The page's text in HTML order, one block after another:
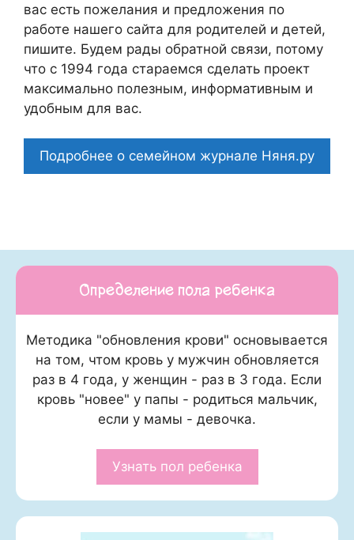
вас есть пожелания и предложения по
работе нашего сайта для родителей и детей,
пишите. Будем рады обратной связи, потому
что c 1994 года стараемся сделать проект
максимально полезным, информативным и
удобным для вас.
Подробнее о семейном журнале Няня.ру
Определение пола ребенка
Методика "обновления крови" основывается
на том, чтом кровь у мужчин обновляется
раз в 4 года, у женщин - раз в 3 года. Если
кровь "новее" у папы - родиться мальчик,
если у мамы - девочка.
Узнать пол ребенка